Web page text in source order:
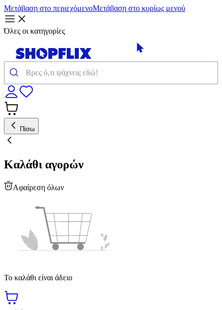
Μετάβαση στο περιεχόμενοΜετάβαση στο κυρίως μενού
Όλες οι κατηγορίες
Πίσω
Καλάθι αγορών
Αφαίρεση όλων
Το καλάθι είναι άδειο